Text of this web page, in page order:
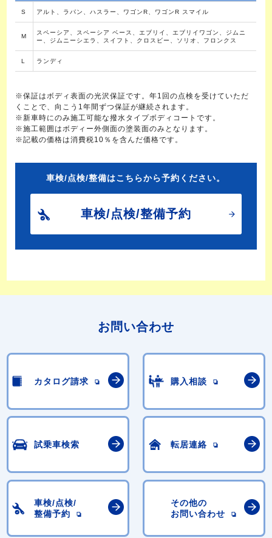
S アルト、ラパン、ハスラー、ワゴンR、ワゴンR スマイル
M
スペーシア、スペーシア ベース、エブリイ、エブリイワゴン、ジムニ
ー、ジムニーシエラ、スイフト、クロスビー、ソリオ、フロンクス
L ランディ
※保証はボディ表面の光沢保証です。年1回の点検を受けていただ
くことで、向こう1年間ずつ保証が継続されます。
※新車時にのみ施工可能な撥水タイプボディコートです。
※施工範囲はボディー外側面の塗装面のみとなります。
※記載の価格は消費税10％を含んだ価格です。
車検/点検/整備はこちらから予約ください。
車検/点検/整備予約
お問い合わせ
カタログ請求 購入相談
試乗車検索 転居連絡
車検/点検/
整備予約
その他の
お問い合わせ